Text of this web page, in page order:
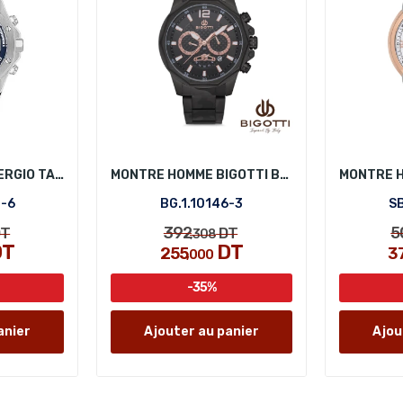
MONTRE HOMME SERGIO TACCHINI ST.1.10447-6
6
MONTRE HOMME BIGOTTI BG.1.10146-3
BG.1.10146-3
392,308DT
255,000 DT
-35%
Ajouter au panier